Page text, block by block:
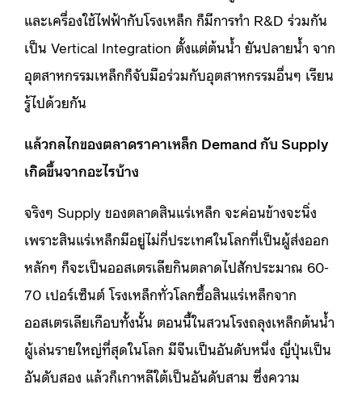
และเครื่องใช้ไฟฟ้ากับโรงเหล็ก ก็มีการทำ R&D ร่วมกัน
เป็น Vertical Integration ตั้งแต่ต้นน้ำ ยันปลายน้ำ จาก
อุตสาหกรรมเหล็กก็จับมือร่วมกับอุตสาหกรรมอื่นๆ เรียน
รู้ไปด้วยกัน
แล้วกลไกของตลาดราคาเหล็ก Demand กับ Supply
เกิดขึ้นจากอะไรบ้าง
จริงๆ Supply ของตลาดสินแร่เหล็ก จะค่อนข้างจะนิ่ง
เพราะสินแร่เหล็กมีอยู่ไม่กี่ประเทศในโลกที่เป็นผู้ส่งออก
หลักๆ ก็จะเป็นออสเตรเลียกินตลาดไปสักประมาณ 60-
70 เปอร์เซ็นต์ โรงเหล็กทั่วโลกซื้อสินแร่เหล็กจาก
ออสเตรเลียเกือบทั้งนั้น ตอนนี้ในสวนโรงถลุงเหล็กต้นน้ำ
ผู้เล่นรายใหญ่ที่สุดในโลก มีจีนเป็นอันดับหนึ่ง ญี่ปุ่นเป็น
อันดับสอง แล้วก็เกาหลีใต้เป็นอันดับสาม ซึ่งความ